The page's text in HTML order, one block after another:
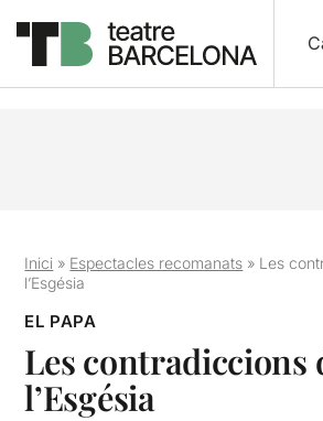
Inici » Espectacles recomanats » Les
l’Esgésia
EL PAPA
Les contradiccions
l’Esgésia